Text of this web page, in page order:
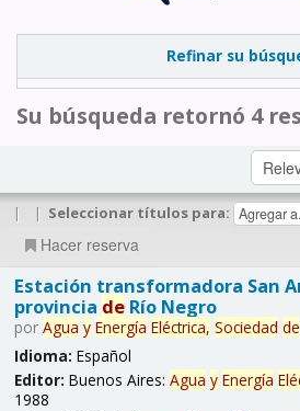
Refinar su
Su búsqueda retornó 4
| | Seleccionar títulos para:
Hacer reserva
Estación transformadora San
provincia deRío Negro
por Agua y Energía Eléctrica, Sociedad de
Idioma: Español
Editor: Buenos Aires: Agua y Energía
1988